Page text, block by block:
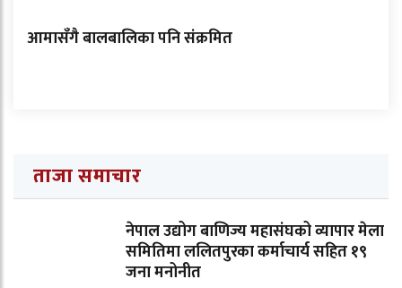
आमासँगै बालबालिका पनि संक्रमित
ताजा समाचार
नेपाल उद्योग बाणिज्य महासंघको व्यापार मेला
समितिमा ललितपुरका कर्माचार्य सहित १९
जना मनोनीत